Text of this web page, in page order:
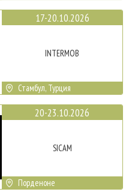
17-20.10.2026
INTERMOB
Стамбул, Турция
20-23.10.2026
SICAM
Порденоне